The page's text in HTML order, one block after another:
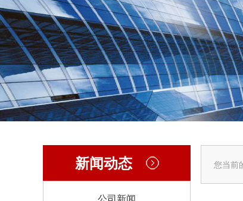
新闻动态 您当前